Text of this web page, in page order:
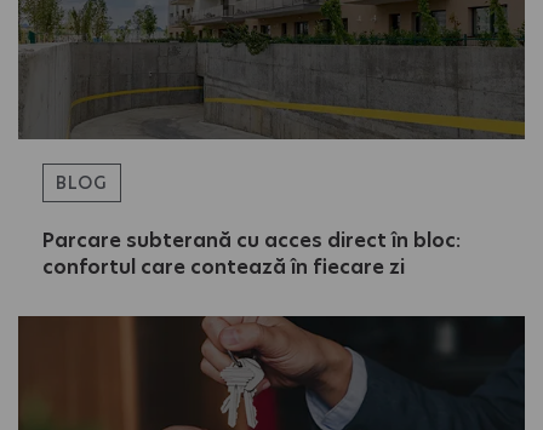
BLOG
Parcare subterană cu acces direct în bloc:
confortul care contează în fiecare zi